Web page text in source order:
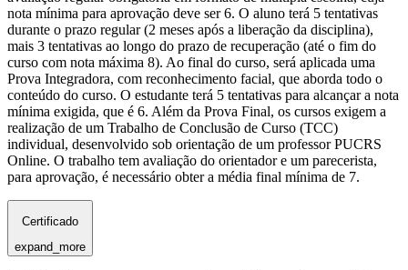
nota mínima para aprovação deve ser 6. O aluno terá 5 tentativas
durante o prazo regular (2 meses após a liberação da disciplina),
mais 3 tentativas ao longo do prazo de recuperação (até o fim do
curso com nota máxima 8). Ao final do curso, será aplicada uma
Prova Integradora, com reconhecimento facial, que aborda todo o
conteúdo do curso. O estudante terá 5 tentativas para alcançar a nota
mínima exigida, que é 6. Além da Prova Final, os cursos exigem a
realização de um Trabalho de Conclusão de Curso (TCC)
individual, desenvolvido sob orientação de um professor PUCRS
Online. O trabalho tem avaliação do orientador e um parecerista,
para aprovação, é necessário obter a média final mínima de 7.
Certificado
expand_more